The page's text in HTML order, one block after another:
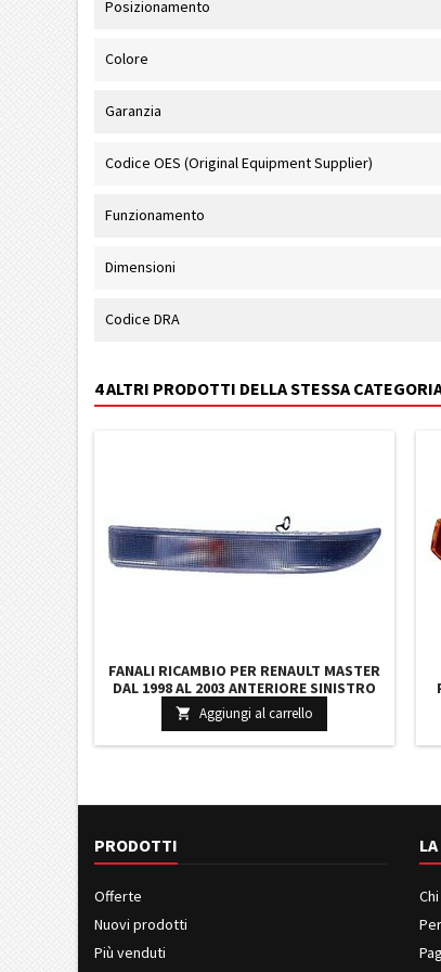
Posizionamento
Colore
Garanzia
Codice OES (Original Equipment Supplier)
Funzionamento
Dimensioni
Codice DRA
4 ALTRI PRODOTTI DELLA STESSA
FANALI RICAMBIO PER RENAULT MASTER
DAL 1998 AL 2003 ANTERIORE SINISTRO
FUMÉ
 Aggiungi al carrello
PRODOTTI
Offerte
Nuovi prodotti
Più venduti